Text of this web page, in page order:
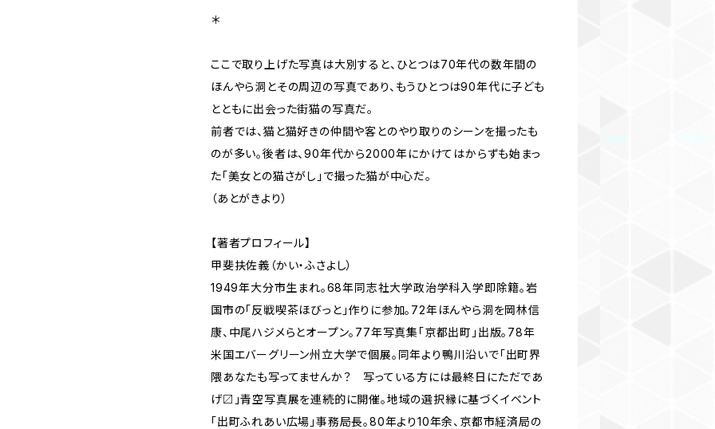
＊
ここで取り上げた写真は大別すると、ひとつは70年代の数年間の
ほんやら洞とその周辺の写真であり、もうひとつは90年代に子ども
とともに出会った街猫の写真だ。
前者では、猫と猫好きの仲間や客とのやり取りのシーンを撮ったも
のが多い。後者は、90年代から2000年にかけてはからずも始まっ
た「美女との猫さがし」で撮った猫が中心だ。
（あとがきより）
【著者プロフィール】
甲斐扶佐義（かい・ふさよし）
1949年大分市生まれ。68年同志社大学政治学科入学即除籍。岩
国市の「反戦喫茶ほびっと」作りに参加。72年ほんやら洞を岡林信
康、中尾ハジメらとオープン。77年写真集「京都出町」出版。78年
米国エバーグリーン州立大学で個展。同年より鴨川沿いで「出町界
隈あなたも写ってませんか？ 写っている方には最終日にただであ
げ〼」青空写真展を連続的に開催。地域の選択縁に基づくイベント
「出町ふれあい広場」事務局長。80年より10年余、京都市経済局の